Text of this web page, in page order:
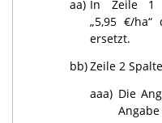
aa) In Zeile 1
„5,95 €/ha“
ersetzt.
bb)Zeile 2
aaa) Die
Angabe